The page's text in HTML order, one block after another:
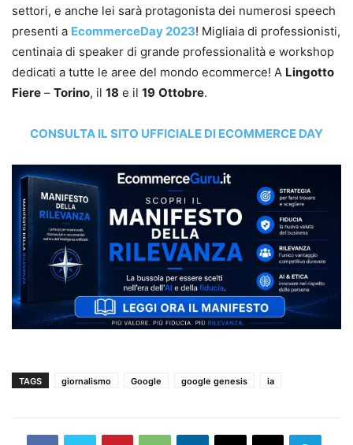
settori, e anche lei sarà protagonista dei numerosi speech
presenti a EcommerceDay 2023! Migliaia di professionisti,
centinaia di speaker di grande professionalità e workshop
dedicati a tutte le aree del mondo ecommerce! A Lingotto
Fiere – Torino, il 18 e il 19 Ottobre.
CONSULTA IL SITO UFFICIALE DI ECOMMERCE DAY
TAGS giornalismo Google google genesis ia